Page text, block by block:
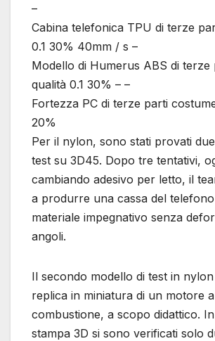
–
Cabina telefonica TPU di terze
0.1 30% 40mm / s –
Modello di Humerus ABS di terze
qualità 0.1 30% – –
Fortezza PC di terze parti
20%
Per il nylon, sono stati provati
test su 3D45. Dopo tre tentativi,
cambiando adesivo per letto, il
a produrre una cassa del
materiale impegnativo senza
angoli.
Il secondo modello di test in
replica in miniatura di un motore a
combustione, a scopo didattico.
stampa 3D si sono verificati solo